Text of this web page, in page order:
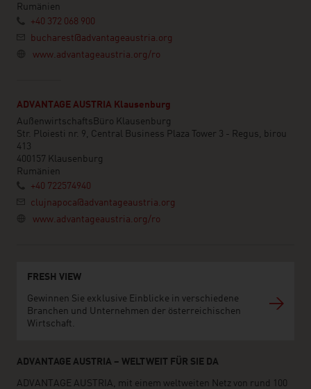
Rumänien
+40 372 068 900
bucharest@advantageaustria.org
www.advantageaustria.org/ro
ADVANTAGE AUSTRIA Klausenburg
AußenwirtschaftsBüro Klausenburg
Str. Ploiesti nr. 9, Central Business Plaza Tower 3 - Regus, birou
413
400157 Klausenburg
Rumänien
+40 722574940
clujnapoca@advantageaustria.org
www.advantageaustria.org/ro
FRESH VIEW
Gewinnen Sie exklusive Einblicke in verschiedene
Branchen und Unternehmen der österreichischen
Wirtschaft.
ADVANTAGE AUSTRIA – WELTWEIT FÜR SIE DA
ADVANTAGE AUSTRIA, mit einem weltweiten Netz von rund 100